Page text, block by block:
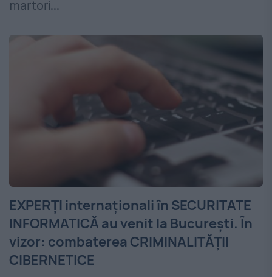
martori...
EXPERȚI internaționali în SECURITATE
INFORMATICĂ au venit la București. În
vizor: combaterea CRIMINALITĂȚII
CIBERNETICE